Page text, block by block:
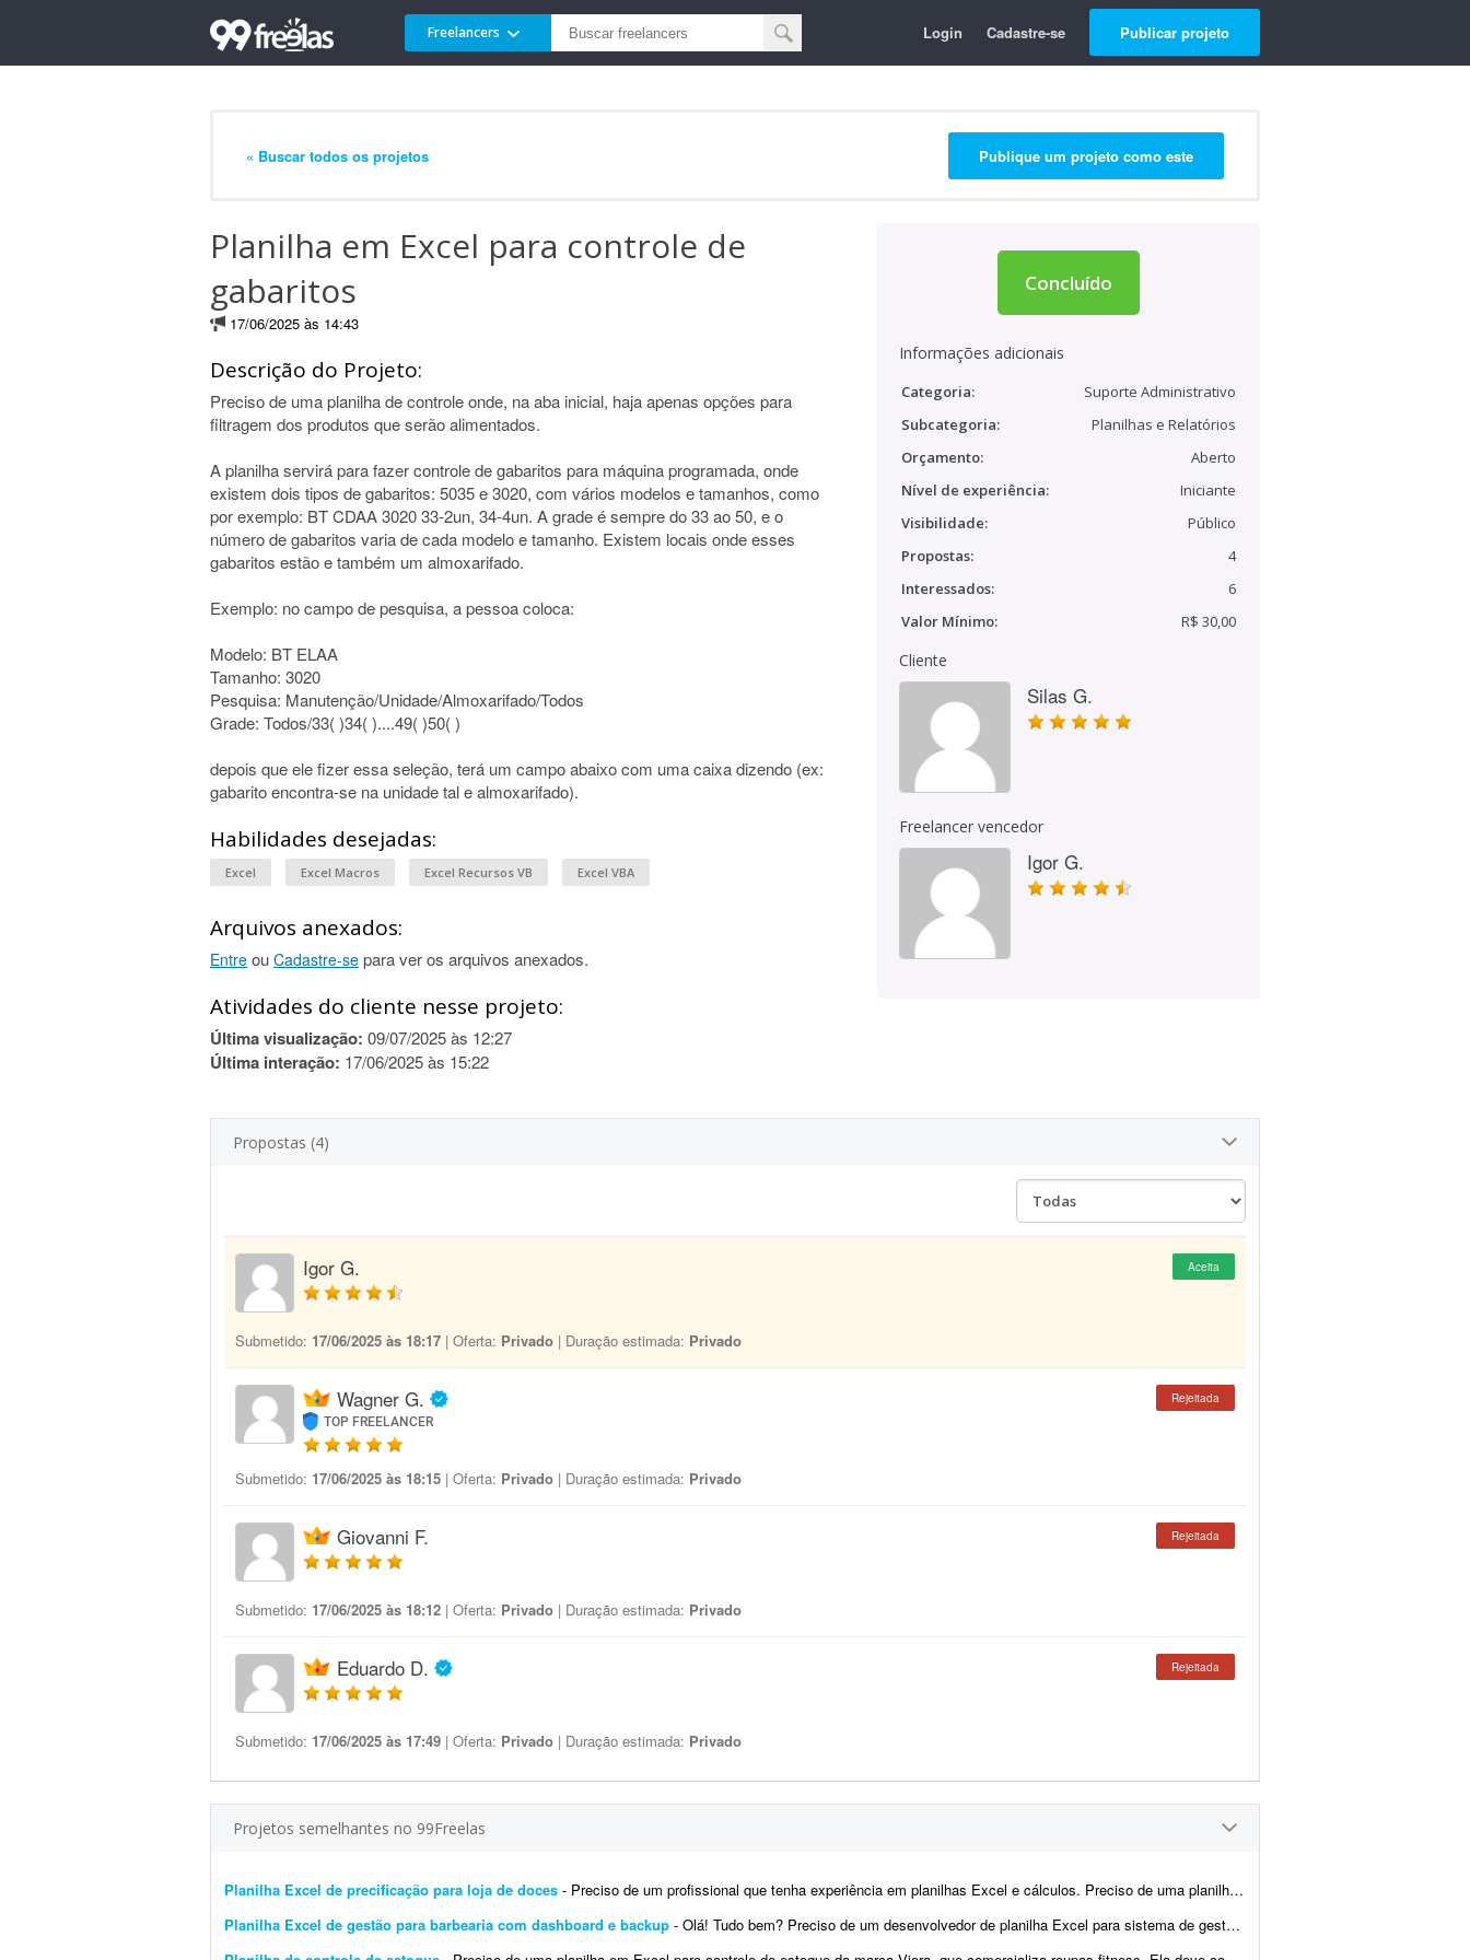
Freelancers Login Cadastre-se Publicar projeto
« Buscar todos os projetos Publique um projeto como este
Planilha em Excel para controle de
gabaritos
17/06/2025 às 14:43
Descrição do Projeto:
Preciso de uma planilha de controle onde, na aba inicial, haja apenas opções para
filtragem dos produtos que serão alimentados.
A planilha servirá para fazer controle de gabaritos para máquina programada, onde
existem dois tipos de gabaritos: 5035 e 3020, com vários modelos e tamanhos, como
por exemplo: BT CDAA 3020 33-2un, 34-4un. A grade é sempre do 33 ao 50, e o
número de gabaritos varia de cada modelo e tamanho. Existem locais onde esses
gabaritos estão e também um almoxarifado.
Exemplo: no campo de pesquisa, a pessoa coloca:
Modelo: BT ELAA
Tamanho: 3020
Pesquisa: Manutenção/Unidade/Almoxarifado/Todos
Grade: Todos/33( )34( )....49( )50( )
depois que ele fizer essa seleção, terá um campo abaixo com uma caixa dizendo (ex:
gabarito encontra-se na unidade tal e almoxarifado).
Habilidades desejadas:
Excel Excel Macros Excel Recursos VB Excel VBA
Arquivos anexados:
Entre ou Cadastre-se para ver os arquivos anexados.
Atividades do cliente nesse projeto:
Última visualização: 09/07/2025 às 12:27
Última interação: 17/06/2025 às 15:22
Concluído
Informações adicionais
Categoria:
Suporte Administrativo
Subcategoria:
Planilhas e Relatórios
Orçamento:
Aberto
Nível de experiência:
Iniciante
Visibilidade:
Público
Propostas:
4
Interessados:
6
Valor Mínimo:
R$ 30,00
Cliente
Silas G.
Freelancer vencedor
Igor G.
Propostas (4)
Igor G. Aceita
Submetido: 17/06/2025 às 18:17 | Oferta: Privado | Duração estimada: Privado
Wagner G.
TOP FREELANCER
Rejeitada
Submetido: 17/06/2025 às 18:15 | Oferta: Privado | Duração estimada: Privado
Giovanni F. Rejeitada
Submetido: 17/06/2025 às 18:12 | Oferta: Privado | Duração estimada: Privado
Eduardo D. Rejeitada
Submetido: 17/06/2025 às 17:49 | Oferta: Privado | Duração estimada: Privado
Projetos semelhantes no 99Freelas
Planilha Excel de precificação para loja de doces - Preciso de um profissional que tenha experiência em planilhas Excel e cálculos. Preciso de uma planilha de precificação para minha loja de doces. Preciso com urgên...
Planilha Excel de gestão para barbearia com dashboard e backup - Olá! Tudo bem? Preciso de um desenvolvedor de planilha Excel para sistema de gestão de barbearia. ITENS OBRIGATÓRIOS: 1. ESTRUTURA: tabela inteligente que cresce automaticame...